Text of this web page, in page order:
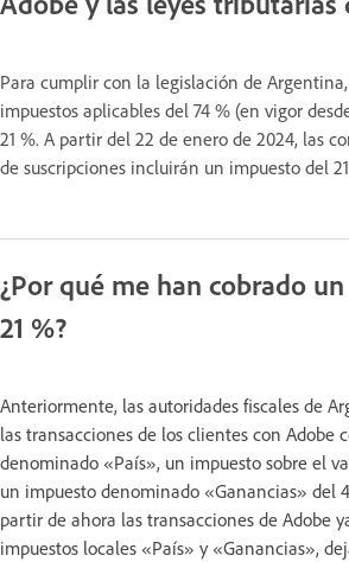
Para cumplir con la legislación de
impuestos aplicables del 74 % (en vigor
21 %. A partir del 22 de enero de 2024, las
de suscripciones incluirán un impuesto del
¿Por qué me han cobrado
21 %?
Anteriormente, las autoridades fiscales de
las transacciones de los clientes con Adobe
denominado «País», un impuesto sobre el
un impuesto denominado «Ganancias» del
partir de ahora las transacciones de Adobe
impuestos locales «País» y «Ganancias»,